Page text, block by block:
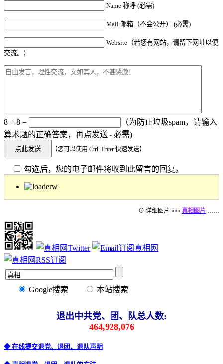
Name 称呼 (必需)
Mail 邮箱（不会公开） (必需)
Website（若您有网站，请留下网址以便
交流。）
8 + 8 =
（为防止垃圾spam，请输入
算术题的正确答案，再点发送 - 必需)
【您可以使用 Ctrl+Enter 快速发送】
勾选后，您的电子邮件将收到此留言的回复。
⊙ 详细图片 »»» 真相图片 ……
Google搜索 本站搜索
退出中共党、团、队总人数:
464,928,076
◆ 在线提交退党、退团、退队声明